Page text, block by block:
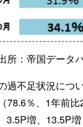
所：帝国データ
過不足状況につ
78.6％、1年前
3.5P増、13.5P